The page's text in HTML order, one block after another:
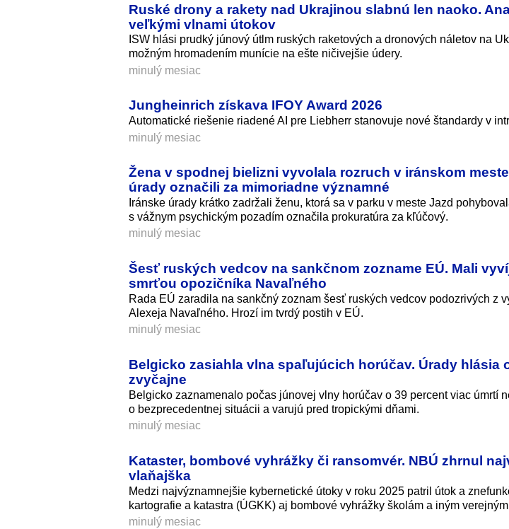
Ruské drony a rakety nad Ukrajinou slabnú len naoko.
veľkými vlnami útokov
ISW hlási prudký júnový útlm ruských raketových a dronových náletov na
možným hromadením munície na ešte ničivejšie údery.
minulý mesiac
Jungheinrich získava IFOY Award 2026
Automatické riešenie riadené AI pre Liebherr stanovuje nové štandardy v
minulý mesiac
Žena v spodnej bielizni vyvolala rozruch v iránskom
úrady označili za mimoriadne významné
Iránske úrady krátko zadržali ženu, ktorá sa v parku v meste Jazd
s vážnym psychickým pozadím označila prokuratúra za kľúčový.
minulý mesiac
Šesť ruských vedcov na sankčnom zozname EÚ. Mali
smrťou opozičníka Navaľného
Rada EÚ zaradila na sankčný zoznam šesť ruských vedcov podozrivých z
Alexeja Navaľného. Hrozí im tvrdý postih v EÚ.
minulý mesiac
Belgicko zasiahla vlna spaľujúcich horúčav. Úrady hlásia
zvyčajne
Belgicko zaznamenalo počas júnovej vlny horúčav o 39 percent viac úmrtí
o bezprecedentnej situácii a varujú pred tropickými dňami.
minulý mesiac
Kataster, bombové vyhrážky či ransomvér. NBÚ zhrnul
vlaňajška
Medzi najvýznamnejšie kybernetické útoky v roku 2025 patril útok a
kartografie a katastra (ÚGKK) aj bombové vyhrážky školám a iným
minulý mesiac